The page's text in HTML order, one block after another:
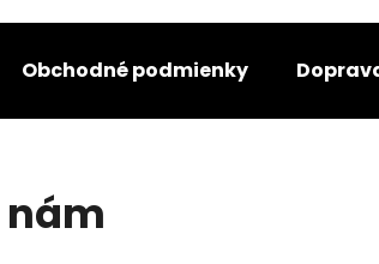
Obchodné podmienky
nájsť?